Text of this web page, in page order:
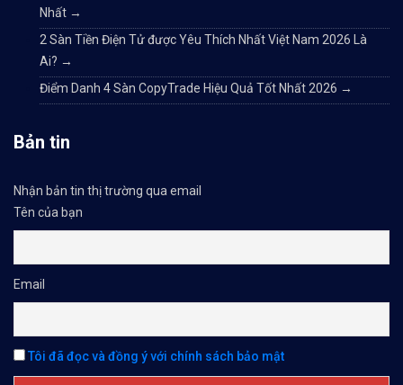
Nhất →
2 Sàn Tiền Điện Tử được Yêu Thích Nhất Việt Nam 2026 Là
Ai? →
Điểm Danh 4 Sàn CopyTrade Hiệu Quả Tốt Nhất 2026 →
Bản tin
Nhận bản tin thị trường qua email
Tên của bạn
Email
Tôi đã đọc và đồng ý với chính sách bảo mật